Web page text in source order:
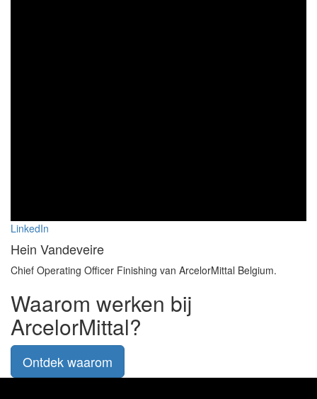
LinkedIn
Hein Vandeveire
Chief Operating Officer Finishing van ArcelorMittal Belgium.
Waarom werken bij
ArcelorMittal?
Ontdek waarom